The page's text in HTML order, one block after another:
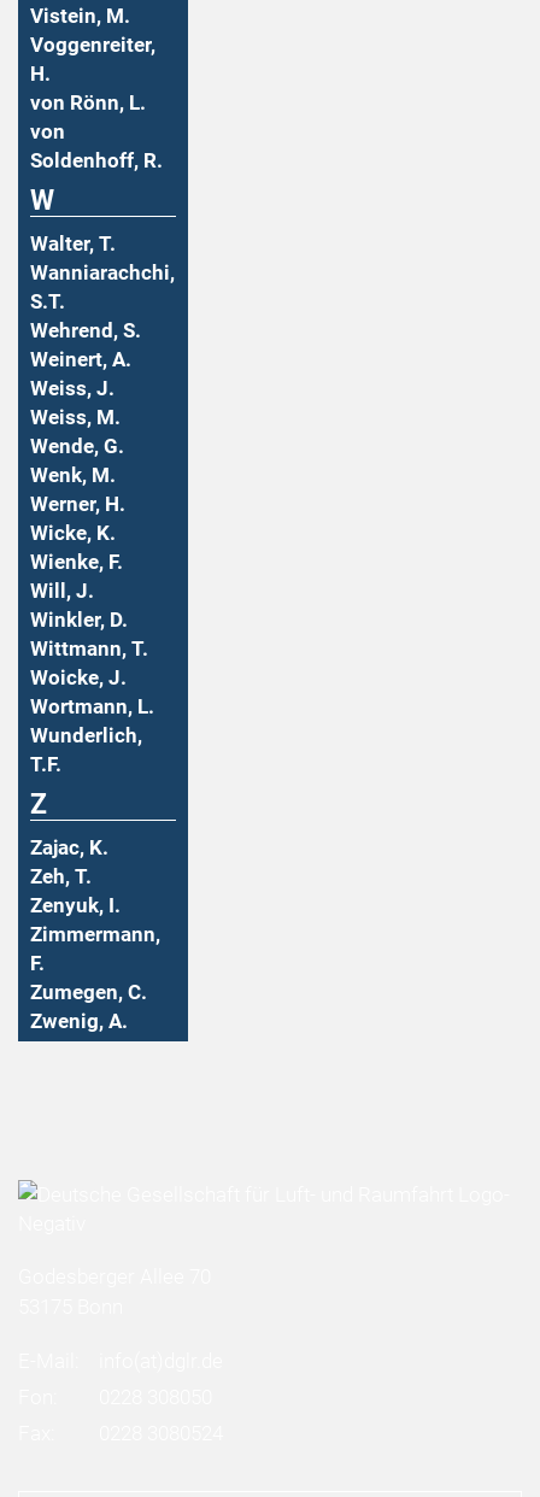
Vistein, M.
Voggenreiter,
H.
von Rönn, L.
von
Soldenhoff, R.
W
Walter, T.
Wanniarachchi,
S.T.
Wehrend, S.
Weinert, A.
Weiss, J.
Weiss, M.
Wende, G.
Wenk, M.
Werner, H.
Wicke, K.
Wienke, F.
Will, J.
Winkler, D.
Wittmann, T.
Woicke, J.
Wortmann, L.
Wunderlich,
T.F.
Z
Zajac, K.
Zeh, T.
Zenyuk, I.
Zimmermann,
F.
Zumegen, C.
Zwenig, A.